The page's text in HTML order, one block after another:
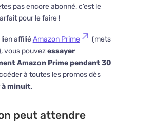
pas encore abonné, c’est le
pour le faire !
affiliéAmazon Prime
(mets
vous pouvezessayer
Amazon Prime pendant 30
à toutes les promos dès
minuit.
peut attendre